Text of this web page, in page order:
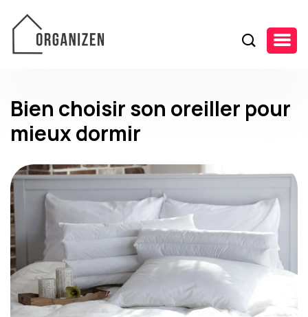
Bien choisir son oreiller pour
mieux dormir